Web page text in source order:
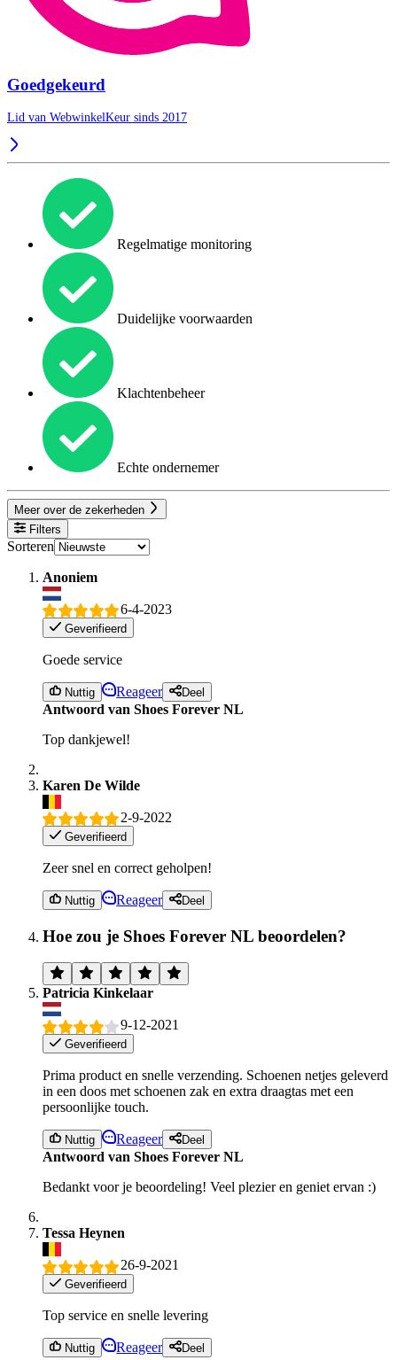
Goedgekeurd
Lid van WebwinkelKeur sinds 2017
Regelmatige monitoring
Duidelijke voorwaarden
Klachtenbeheer
Echte ondernemer
Meer over de zekerheden
Filters
Sorteren
Anoniem
6-4-2023
Geverifieerd
Goede service
Nuttig Reageer Deel
Antwoord van Shoes Forever NL
Top dankjewel!
Karen De Wilde
2-9-2022
Geverifieerd
Zeer snel en correct geholpen!
Nuttig Reageer Deel
Hoe zou je Shoes Forever NL beoordelen?
Patricia Kinkelaar
9-12-2021
Geverifieerd
Prima product en snelle verzending. Schoenen netjes geleverd
in een doos met schoenen zak en extra draagtas met een
persoonlijke touch.
Nuttig Reageer Deel
Antwoord van Shoes Forever NL
Bedankt voor je beoordeling! Veel plezier en geniet ervan :)
Tessa Heynen
26-9-2021
Geverifieerd
Top service en snelle levering
Nuttig Reageer Deel